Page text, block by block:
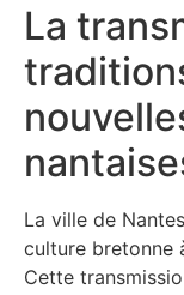
La
La ville de
culture bretonne
Cette